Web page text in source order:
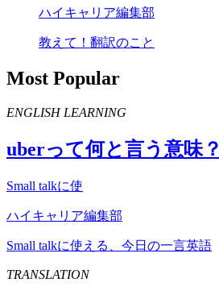
ハイキャリア編集部
教えて！翻訳のこと
Most Popular
ENGLISH LEARNING
uberって何と言う意味？
Small talkに使
ハイキャリア編集部
Small talkに使える、今日の一言英語
TRANSLATION